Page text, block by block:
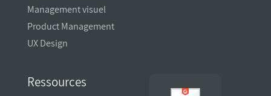
Management visuel
Product Management
UX Design
Ressources